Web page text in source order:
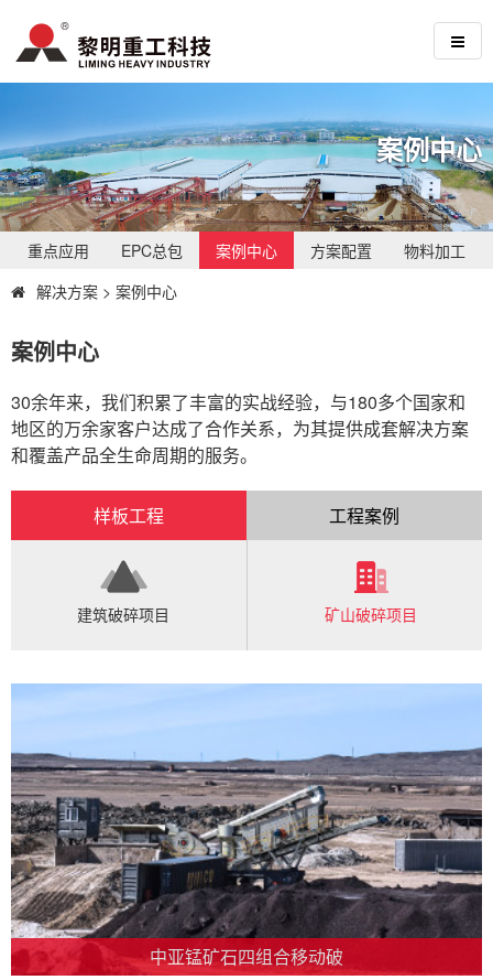
案例中心
重点应用 EPC总包 案例中心 方案配置
物料加工
解决方案 > 案例中心
案例中心
30余年来，我们积累了丰富的实战经验，与180多个国家和
地区的万余家客户达成了合作关系，为其提供成套解决方案
和覆盖产品全生命周期的服务。
样板工程 工程案例
建筑破碎项目 矿山破碎项目
中亚锰矿石四组合移动破